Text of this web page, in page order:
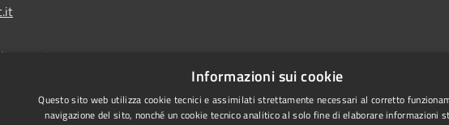
Informazioni sui cookie
Questo sito web utilizza cookie tecnici e assimilati strettamente necessari al corretto
navigazione del sito, nonché un cookie tecnico analitico al solo fine di elaborare informazioni